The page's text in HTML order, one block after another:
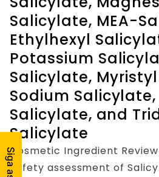
Salicylate, MEA-
Ethylhexyl
Potassium
Salicylate,
Sodium Salicylate,
Salicylate, and
Salicylate
Cosmetic Ingredient
Safety assessment of